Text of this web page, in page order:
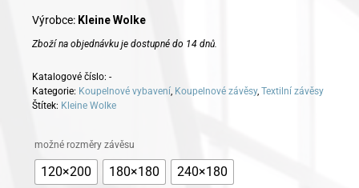
Výrobce: Kleine Wolke
Zboží na objednávku je dostupné do 14 dnů.
Katalogové číslo: -
Kategorie: Koupelnové vybavení, Koupelnové závěsy, Textilní závěsy
Štítek: Kleine Wolke
možné rozměry závěsu
120×200 180×180 240×180